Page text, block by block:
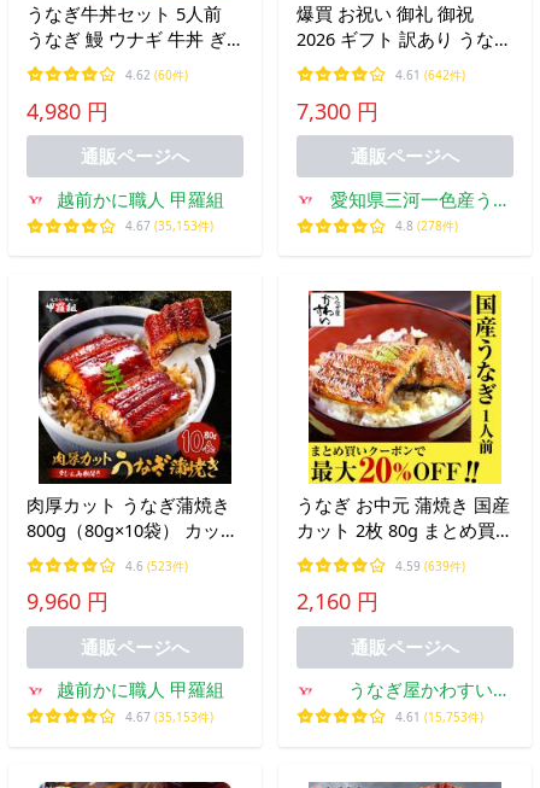
うなぎ牛丼セット 5人前
うなぎ 鰻 ウナギ 牛丼 ぎ
ゅうどん 牛肉 どんぶり ス
タミナ うな重 時短 丑の日
土用 爆買
4.62 (60件)
4,980 円
通販ページへ
越前かに職人 甲羅組
4.67 (35,153件)
爆買 お祝い 御礼 御祝
2026 ギフト 訳あり うなぎ
鰻 国産 愛知県産 蒲焼
500g 3尾~5尾 タレ・山椒
10袋付 フードロス 自宅用
御中元 お中元 超PayPay祭
4.61 (642件)
7,300 円
通販ページへ
愛知県三河一色産うな
ぎの兼光
4.8 (278件)
肉厚カット うなぎ蒲焼き
800g（80g×10袋） カット
うなぎ タレ 山椒付き 送料
無料 爆買
4.6 (523件)
9,960 円
通販ページへ
越前かに職人 甲羅組
4.67 (35,153件)
うなぎ お中元 蒲焼き 国産
カット 2枚 80g まとめ買い
クーポン 最大20％OFF う
なぎ屋かわすい ウナギ 鰻
人気 誕生日プレゼント 土
用丑 お取り寄せ ギフト 爆
4.59 (639件)
2,160 円
通販ページへ
うなぎ屋かわすい
Yahoo!ショッピング店
4.61 (15,753件)